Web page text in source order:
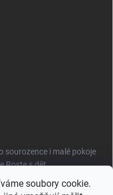
soubory cookie.
sourozence i malé pokoje
Roste s dět...
pro malé prostory i